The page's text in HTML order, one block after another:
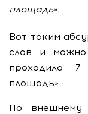
площадь».
Вот таким
слов и можно
проходило
площадь».
По